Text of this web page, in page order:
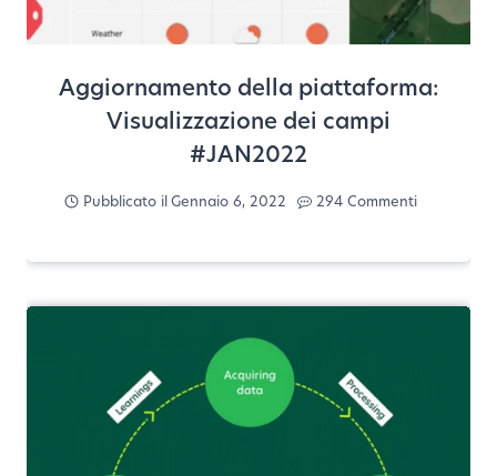
Aggiornamento della piattaforma:
Visualizzazione dei campi
#JAN2022
Pubblicato ilGennaio 6, 2022 294 Commenti